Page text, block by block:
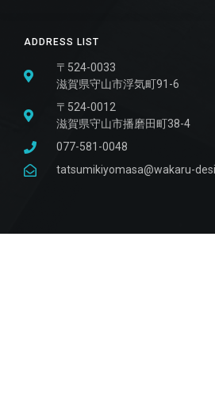
ADDRESS LIST
〒524-0033
滋賀県守山市浮気町91-6
〒524-0012
滋賀県守山市播磨田町38-4
077-581-0048
tatsumikiyomasa@wakaru-